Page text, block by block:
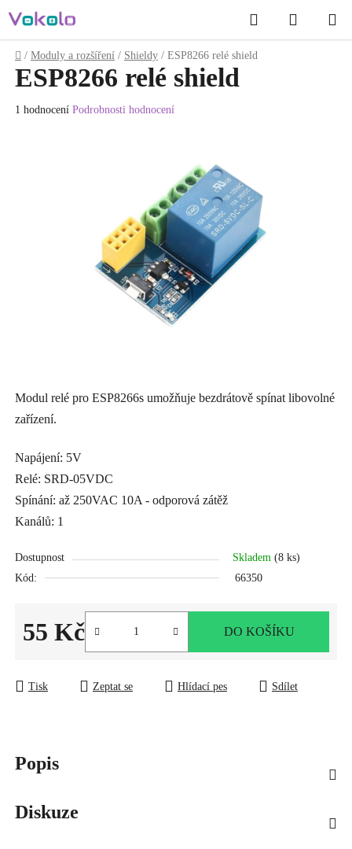
na
obsah
Hledat
KOŠÍK
Domů
/ Moduly a rozšíření / Shieldy / ESP8266 relé shield
Modul relé pro ESP8266s umožňuje bezdrátově spínat libovolné
zařízení.
Napájení: 5V
Relé: SRD-05VDC
Spínání: až 250VAC 10A - odporová zátěž
Kanálů: 1
Dostupnost Skladem (8 ks)
Kód:
66350
55 Kč DO KOŠÍKU
Tisk Zeptat se Hlídací pes Sdílet
ESP8266 relé shield
Průměrné
1 hodnocení Podrobnosti hodnocení
Popis
Diskuze